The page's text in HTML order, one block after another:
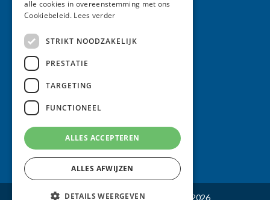
Rechtsgebiedenregister
Disclaimer
Contact
Privacyverklaring
Sitemap
© Meulenkamp Advocaten Venlo - 2026
alle cookies in overeenstemming met ons
Cookiebeleid. Lees verder
STRIKT NOODZAKELIJK
PRESTATIE
TARGETING
FUNCTIONEEL
ALLES ACCEPTEREN
ALLES AFWIJZEN
DETAILS WEERGEVEN